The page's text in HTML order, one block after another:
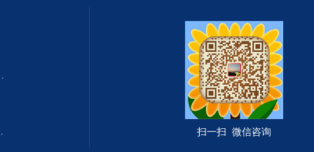
TDS测定仪
外吸收法） 扫一扫 微信咨询